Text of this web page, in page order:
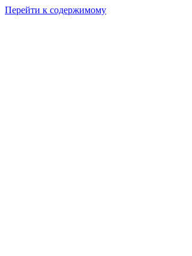
Перейти к содержимому